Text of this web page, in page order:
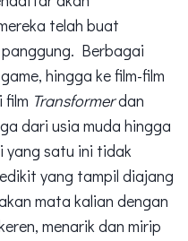
telah buat
Berbagai
hingga ke film-film
Transformerdan
dari usia muda hingga
satu ini tidak
yang tampil diajang
mata kalian dengan
menarik dan mirip